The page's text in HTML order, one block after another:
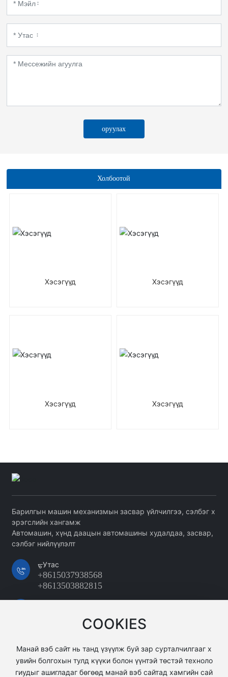
оруулах
Холбоотой
Хэсэгүүд Хэсэгүүд
Хэсэгүүд Хэсэгүүд
Барилгын машин механизмын засвар үйлчилгээ, сэлбэг х
эрэгслийн хангамж
Автомашин, хүнд даацын автомашины худалдаа, засвар,
сэлбэг нийлүүлэлт
ᠳ᠋Утас
+8615037938568
+8613503882815
ргийн Луосинь үйлдвэрлэлийн цогцолборын Сянд
и Яцзюй
COOKIES
Манай вэб сайт нь танд үзүүлж буй зар сурталчилгааг х
увийн болгохын тулд күүки болон үүнтэй төстэй техноло
гиудыг ашигладаг бөгөөд манай вэб сайтад хамгийн сай